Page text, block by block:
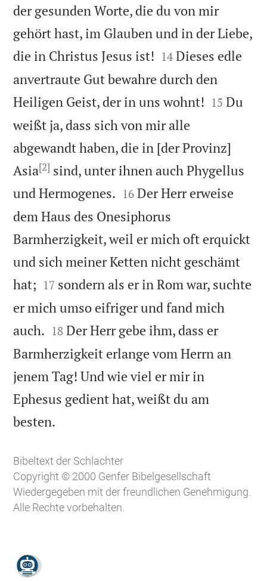
der gesunden Worte, die du von mir
gehört hast, im Glauben und in der Liebe,
die in Christus Jesus ist! 

14 Dieses edle
anvertraute Gut bewahre durch den
Heiligen Geist, der in uns wohnt! 

15 Du
weißt ja, dass sich von mir alle
abgewandt haben, die in [der Provinz]
Asia[2] sind, unter ihnen auch Phygellus
und Hermogenes. 

16 Der Herr erweise
dem Haus des Onesiphorus
Barmherzigkeit, weil er mich oft erquickt
und sich meiner Ketten nicht geschämt
hat; 

17 sondern als er in Rom war, suchte
er mich umso eifriger und fand mich
auch. 

18 Der Herr gebe ihm, dass er
Barmherzigkeit erlange vom Herrn an
jenem Tag! Und wie viel er mir in
Ephesus gedient hat, weißt du am
besten.
Bibeltext der Schlachter
Copyright © 2000 Genfer Bibelgesellschaft
Wiedergegeben mit der freundlichen Genehmigung.
Alle Rechte vorbehalten.